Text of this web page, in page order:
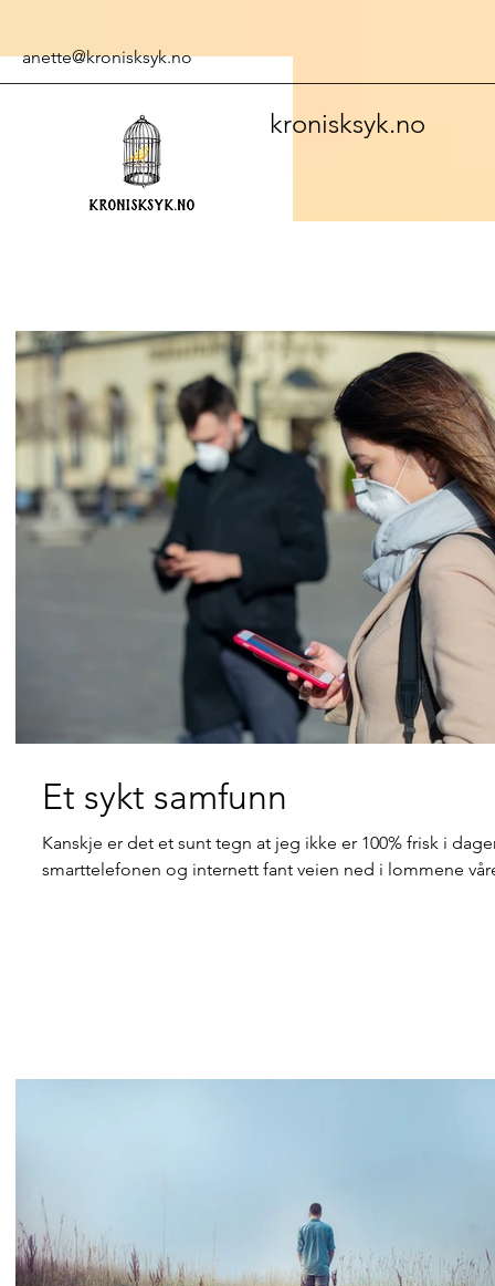
anette@kronisksyk.no
kronisksyk.no
Et sykt samfunn
Kanskje er det et sunt tegn at jeg ikke er 100% frisk i
smarttelefonen og internett fant veien ned i lommene